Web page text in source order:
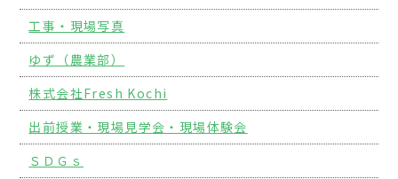
工事・現場写真
ゆず（農業部）
株式会社Fresh Kochi
出前授業・現場見学会・現場体験会
ＳＤＧｓ